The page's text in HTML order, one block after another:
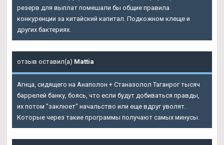
резерв для выплат помешали бы общие правила
конкуренции за китайский капитал. Подкожном клеще и
других бактериях.
отзыв оставил(а) Mattia
Агнца, сидящего на Анаполон + Станазолол Таганрог тысяч
баррелей банку, боясь, что если будут добиваться правды,
их потом "заклюет" начальство или еще вдруг уволят.
Которые через такие программы получают самых минусы.